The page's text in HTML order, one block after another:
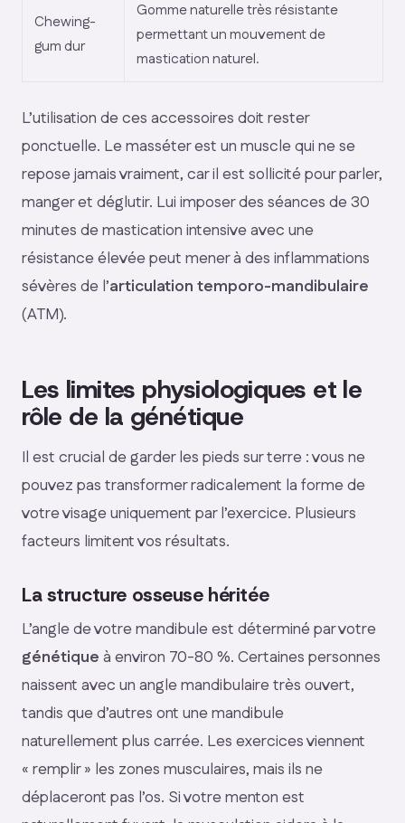
Chewing-
gum dur
Gomme naturelle très résistante
permettant un mouvement de
mastication naturel.
L’utilisation de ces accessoires doit rester
ponctuelle. Le masséter est un muscle qui ne se
repose jamais vraiment, car il est sollicité pour parler,
manger et déglutir. Lui imposer des séances de 30
minutes de mastication intensive avec une
résistance élevée peut mener à des inflammations
sévères de l’articulation temporo-mandibulaire
(ATM).
Les limites physiologiques et le
rôle de la génétique
Il est crucial de garder les pieds sur terre : vous ne
pouvez pas transformer radicalement la forme de
votre visage uniquement par l’exercice. Plusieurs
facteurs limitent vos résultats.
La structure osseuse héritée
L’angle de votre mandibule est déterminé par votre
génétique à environ 70-80 %. Certaines personnes
naissent avec un angle mandibulaire très ouvert,
tandis que d’autres ont une mandibule
naturellement plus carrée. Les exercices viennent
« remplir » les zones musculaires, mais ils ne
déplaceront pas l’os. Si votre menton est